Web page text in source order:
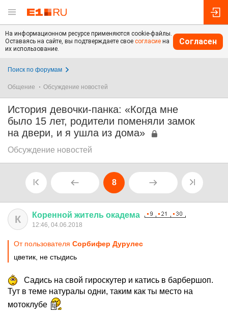
На информационном ресурсе применяются cookie-файлы.
Оставаясь на сайте, вы подтверждаете свое согласие на
их использование.
Согласен
Поиск по форумам
Общение Обсуждение новостей
История девочки-панка: «Когда мне
было 15 лет, родители поменяли замок
на двери, и я ушла из дома»
Обсуждение новостей
8
К Коренной житель окадема
12:46, 04.06.2018
От пользователя Сорбифер Дурулес
цветик, не стыдись
Садись на свой гироскутер и катись в барбершоп.
Тут в теме натуралы одни, таким как ты место на
мотоклубе